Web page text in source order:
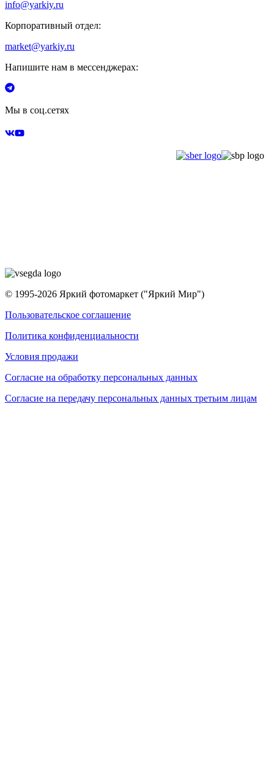
info@yarkiy.ru
Корпоративный отдел:
market@yarkiy.ru
Напишите нам в мессенджерах:
Мы в соц.сетях
© 1995-2026 Яркий фотомаркет ("Яркий Мир")
Пользовательское соглашение
Политика конфиденциальности
Условия продажи
Согласие на обработку персональных данных
Согласие на передачу персональных данных третьим лицам